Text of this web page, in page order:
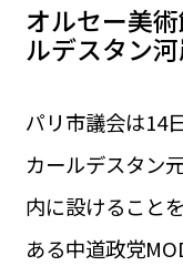
LUXE
グルメ
LIFE STYLE
オルセー美
ルデスタン
パリ市議会は14
カールデスタン
内に設けること
ある中道政党